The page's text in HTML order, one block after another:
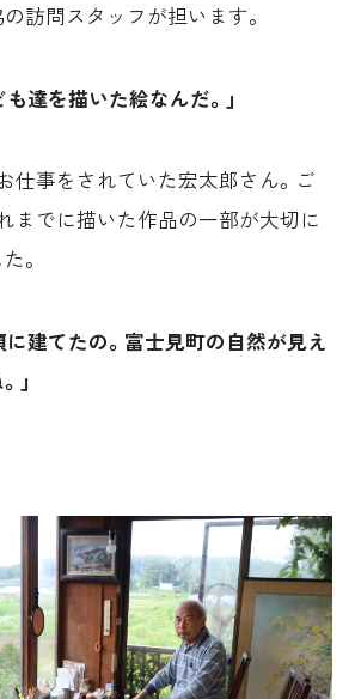
訪問スタッフが担います。
も達を描いた絵なんだ。」
仕事をされていた宏太郎さん。ご
までに描いた作品の一部が大切に
。
に建てたの。富士見町の自然が見え
」